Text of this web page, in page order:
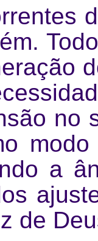
no
a
de